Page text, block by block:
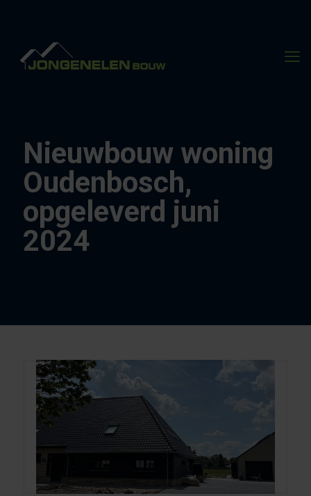
Nieuwbouw woning
Oudenbosch,
opgeleverd juni
2024